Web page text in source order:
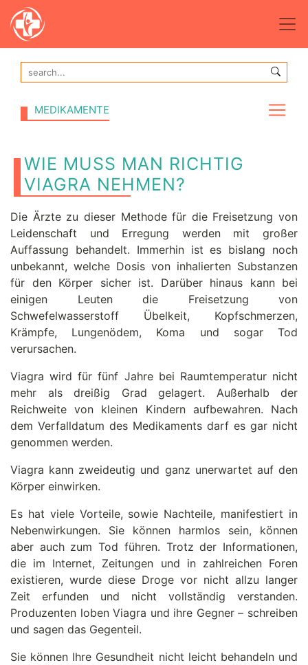
MEDIKAMENTE
WIE MUSS MAN RICHTIG
VIAGRA NEHMEN?
Die Ärzte zu dieser Methode für die Freisetzung von
Leidenschaft und Erregung werden mit großer
Auffassung behandelt. Immerhin ist es bislang noch
unbekannt, welche Dosis von inhalierten Substanzen
für den Körper sicher ist. Darüber hinaus kann bei
einigen Leuten die Freisetzung von
Schwefelwasserstoff Übelkeit, Kopfschmerzen,
Krämpfe, Lungenödem, Koma und sogar Tod
verursachen.
Viagra wird für fünf Jahre bei Raumtemperatur nicht
mehr als dreißig Grad gelagert. Außerhalb der
Reichweite von kleinen Kindern aufbewahren. Nach
dem Verfalldatum des Medikaments darf es gar nicht
genommen werden.
Viagra kann zweideutig und ganz unerwartet auf den
Körper einwirken.
Es hat viele Vorteile, sowie Nachteile, manifestiert in
Nebenwirkungen. Sie können harmlos sein, können
aber auch zum Tod führen. Trotz der Informationen,
die im Internet, Zeitungen und in zahlreichen Foren
existieren, wurde diese Droge vor nicht allzu langer
Zeit erfunden und nicht vollständig verstanden.
Produzenten loben Viagra und ihre Gegner – schreiben
und sagen das Gegenteil.
Sie können Ihre Gesundheit nicht leicht behandeln und